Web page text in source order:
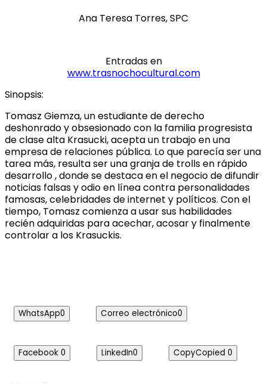
Ana Teresa Torres, SPC
Entradas en
www.trasnochocultural.com
Sinopsis:
Tomasz Giemza, un estudiante de derecho
deshonrado y obsesionado con la familia progresista
de clase alta Krasucki, acepta un trabajo en una
empresa de relaciones pública. Lo que parecía ser una
tarea más, resulta ser una granja de trolls en rápido
desarrollo , donde se destaca en el negocio de difundir
noticias falsas y odio en línea contra personalidades
famosas, celebridades de internet y políticos. Con el
tiempo, Tomasz comienza a usar sus habilidades
recién adquiridas para acechar, acosar y finalmente
controlar a los Krasuckis.
WhatsApp0 Correo electrónico0
Facebook 0 LinkedIn0 CopyCopied 0